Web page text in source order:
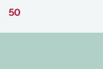
50